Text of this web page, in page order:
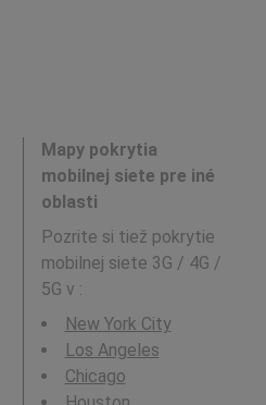
Mapy pokrytia
mobilnej siete pre iné
oblasti
Pozrite si tiež pokrytie
mobilnej siete 3G / 4G /
5G v :
New York City
Los Angeles
Chicago